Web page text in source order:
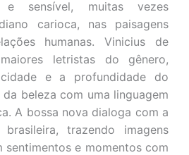
e sensível, muitas vezes
carioca, nas paisagens
humanas. Vinicius de
letristas do gênero,
e a profundidade do
beleza com uma linguagem
A bossa nova dialoga com a
trazendo imagens
sentimentos e momentos com